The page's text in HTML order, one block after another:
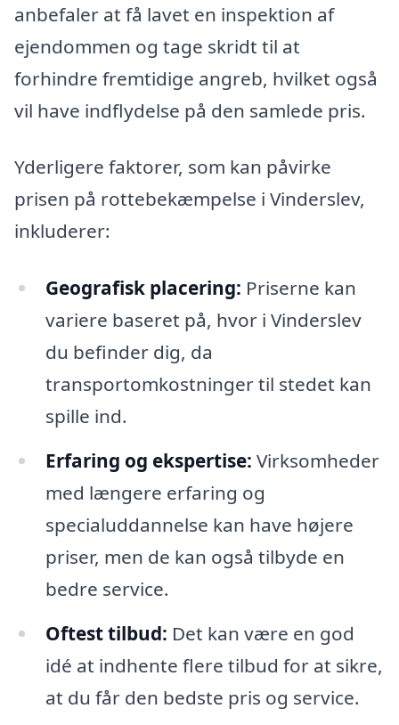
anbefaler at få lavet en inspektion af
ejendommen og tage skridt til at
forhindre fremtidige angreb, hvilket også
vil have indflydelse på den samlede pris.
Yderligere faktorer, som kan påvirke
prisen på rottebekæmpelse i Vinderslev,
inkluderer:
Geografisk placering: Priserne kan
variere baseret på, hvor i Vinderslev
du befinder dig, da
transportomkostninger til stedet kan
spille ind.
Erfaring og ekspertise: Virksomheder
med længere erfaring og
specialuddannelse kan have højere
priser, men de kan også tilbyde en
bedre service.
Oftest tilbud: Det kan være en god
idé at indhente flere tilbud for at sikre,
at du får den bedste pris og service.